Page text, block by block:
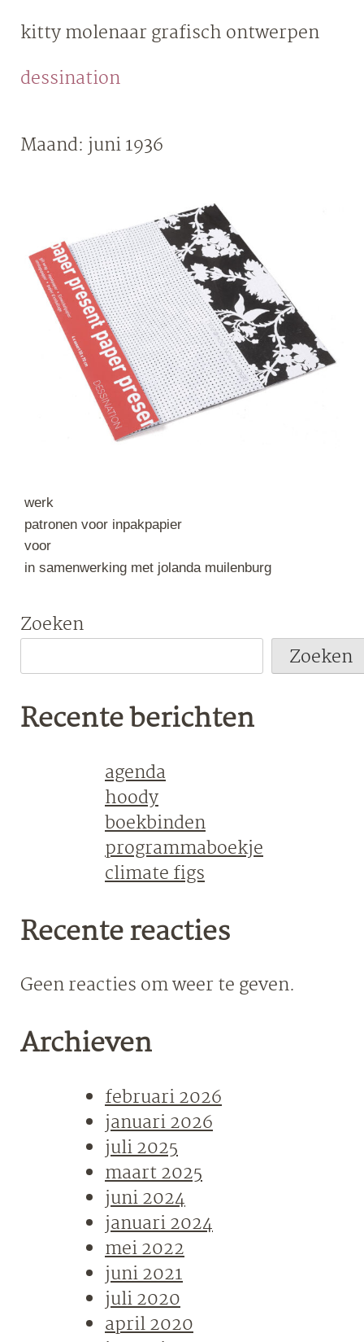
to
kitty molenaargrafisch ontwerpen
dessination
Maand:juni 1936
werk
patronen voor inpakpapier
voor
in samenwerking met jolanda muilenburg
Zoeken
Zoeken
Recente berichten
agenda
hoody
boekbinden
programmaboekje
climate figs
Recente reacties
Geen reacties om weer te geven.
Archieven
februari 2026
januari 2026
juli 2025
maart 2025
juni 2024
januari 2024
mei 2022
juni 2021
juli 2020
april 2020